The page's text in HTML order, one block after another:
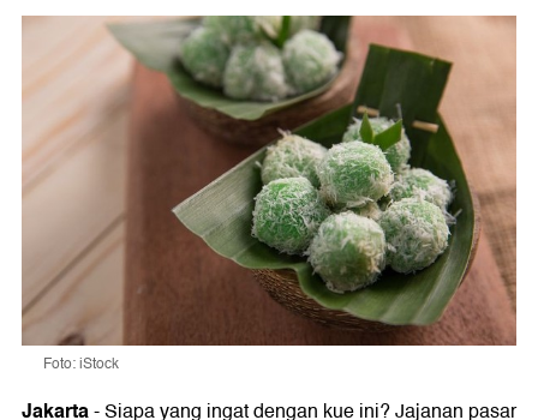
Foto: iStock
Jakarta- Siapa yang ingat dengan kue ini? Jajanan pasar